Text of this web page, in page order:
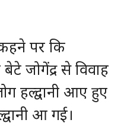
पर कि
जोगेंद्र से विवाह
हल्द्वानी आए हुए
आ गई।